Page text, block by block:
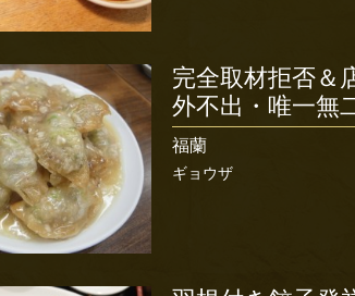
完全取材拒否＆
外不出・唯一無
福蘭
ギョウザ